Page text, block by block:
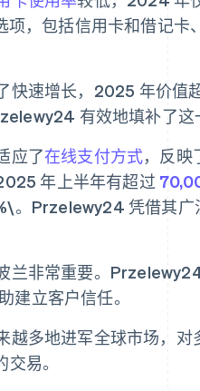
，包括信用卡和借记卡
快速增长，2025 年价值
有效地填补了这
应了在线支付方式，反映
年上半年有超过
。Przelewy24 凭借其广
兰非常重要。
建立客户信任。
越多地进军全球市场，对
易。